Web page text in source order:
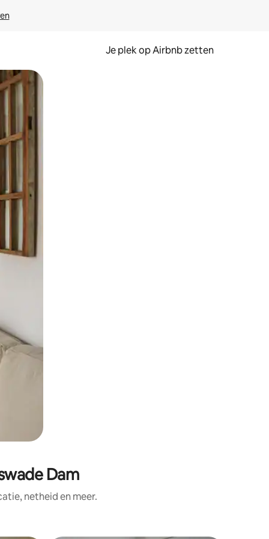
Je plek op Airbnb zetten
of swipen.
Dam
netheid en meer.